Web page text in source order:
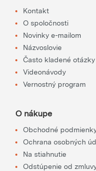
Kontakt
O spoločnosti
Novinky e-mailom
Názvoslovie
Často kladené otázky
Videonávody
Vernostný program
O nákupe
Obchodné
Ochrana osobných
Na stiahnutie
Odstúpenie od